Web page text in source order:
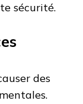
sécurité.
des